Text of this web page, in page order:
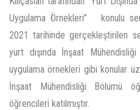
Uygulama Örnekleri” konulu
2021 tarihinde gerçekleştirilen
yurt dışında İnşaat
uygulama örnekleri gibi konular
İnşaat Mühendisliği Bölümü
öğrencileri katılmıştır.